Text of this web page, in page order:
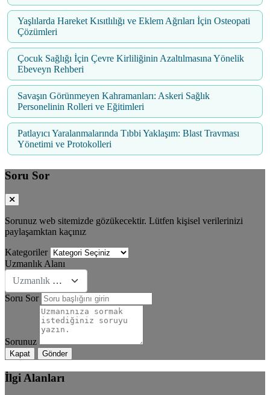
Yaşlılarda Hareket Kısıtlılığı ve Eklem Ağrıları İçin Osteopati
Çözümleri
Çocuk Sağlığı İçin Çevre Kirliliğinin Azaltılmasına Yönelik
Ebeveyn Rehberi
Savaşın Görünmeyen Kahramanları: Askeri Sağlık
Personelinin Rolleri ve Eğitimleri
Patlayıcı Yaralanmalarında Tıbbi Yaklaşım: Blast Travması
Yönetimi ve Protokolleri
Soru Sor
Sorunuz web sitemizde gözükecektir. Lütfen kişisel verilerinizi
paylaşamktan kaçınız
Kategoriler
Uzmanlık Alanı
Uzmanlık Se&#231;iniz
Soru Sor
Sorunuz
Kapat Gönder
İlgi Alanları